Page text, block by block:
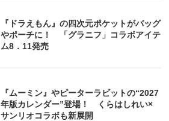
『ドラえもん』の四次元ポケットがバッグ
やポーチに！ 「グラニフ」コラボアイテ
ム8．11発売
『ムーミン』やピーターラビットの“2027
年版カレンダー”登場！ くらはしれい×
サンリオコラボも新展開